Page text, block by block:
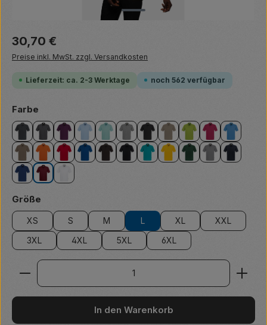
Regulärer Preis:
30,70 €
Preise inkl. MwSt. zzgl. Versandkosten
Lieferzeit: ca. 2-3 Werktage noch 562 verfügbar
Farbe
anthrazitanthrazit meliert
aubergine
eisblaueisgrüngrau meliert
karbongrau
khakikiwi magenta
nougatorangerot royalblauschokolade
schwarzsmaragdsonnetannetitan tinte
ultramarinblau
weinrotweiß
Größe
XS S M L XL
XXL
3XL
4XL 5XL 6XL
Produkt Anzahl: Gib den gewünschten Wert ein
In den Warenkorb